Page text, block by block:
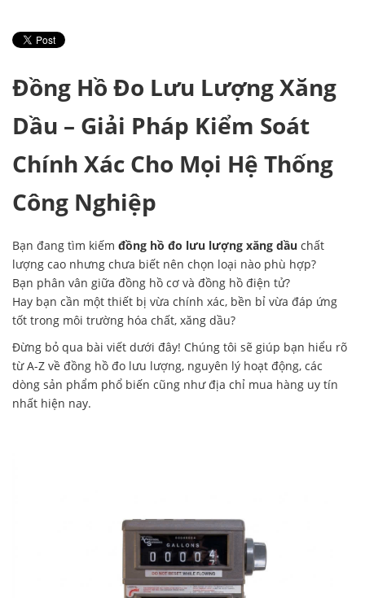
Đồng Hồ Đo Lưu Lượng Xăng
Dầu – Giải Pháp Kiểm Soát
Chính Xác Cho Mọi Hệ Thống
Công Nghiệp
Bạn đang tìm kiếm đồng hồ đo lưu lượng xăng dầu chất
lượng cao nhưng chưa biết nên chọn loại nào phù hợp?
Bạn phân vân giữa đồng hồ cơ và đồng hồ điện tử?
Hay bạn cần một thiết bị vừa chính xác, bền bỉ vừa đáp ứng
tốt trong môi trường hóa chất, xăng dầu?
Đừng bỏ qua bài viết dưới đây! Chúng tôi sẽ giúp bạn hiểu rõ
từ A-Z về đồng hồ đo lưu lượng, nguyên lý hoạt động, các
dòng sản phẩm phổ biến cũng như địa chỉ mua hàng uy tín
nhất hiện nay.